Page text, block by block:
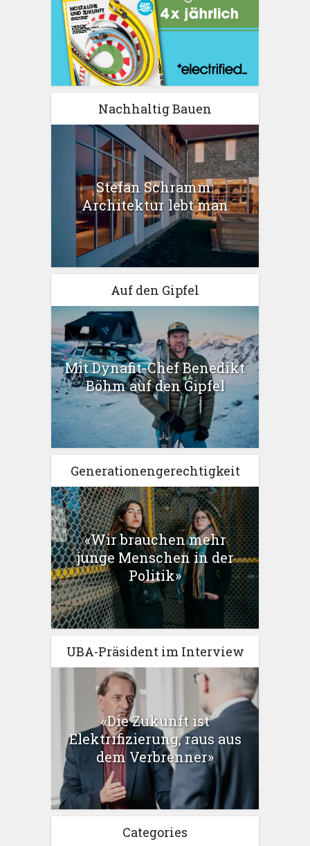
Nachhaltig Bauen
Stefan Schramm:
Architektur lebt man
Auf den Gipfel
Mit Dynafit-Chef Benedikt
Böhm auf den Gipfel
Generationengerechtigkeit
«Wir brauchen mehr
junge Menschen in der
Politik»
UBA-Präsident im Interview
«Die Zukunft ist
Elektrifizierung, raus aus
dem Verbrenner»
Categories